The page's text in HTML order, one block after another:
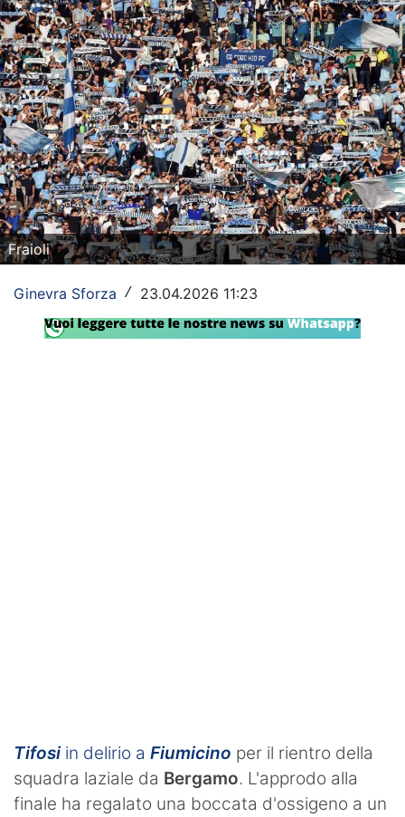
Social
Calcio
Serie A
Champions League
Europa League
Altri Sport
Formula 1
Tennis
Vela
Fraioli
Ginevra Sforza / 23.04.2026 11:23
Tifosi in delirio a Fiumicino per il rientro della
squadra laziale da Bergamo. L'approdo alla
finale ha regalato una boccata d'ossigeno a un